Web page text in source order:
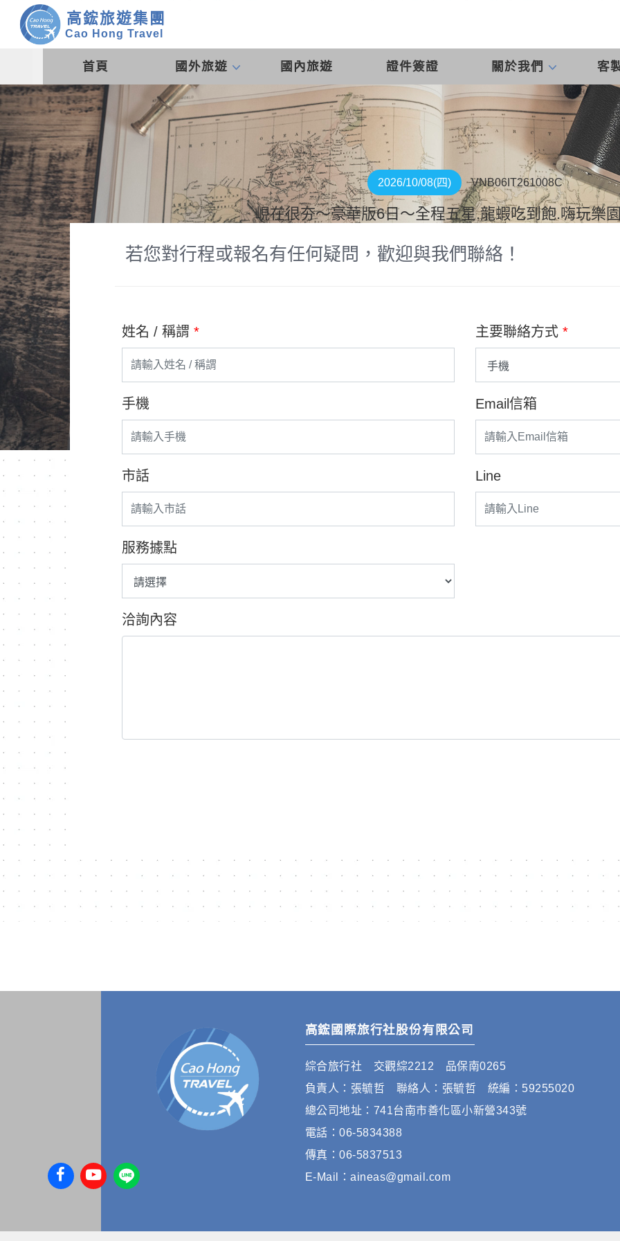
高鋐旅遊集團
Cao Hong Travel
首頁 國外旅遊 國內旅遊 證件簽證 關於我們 客
若您對行程或報名有任何疑問，歡迎與我們聯絡！
2026/10/08(四) VNB06IT261008C
峴在很夯～豪華版6日～全程五星.龍蝦吃到飽.嗨玩樂
姓名 / 稱謂 * 主要聯絡方式 *
手機 Email信箱
市話 Line
服務據點
洽詢內容
高鋐國際旅行社股份有限公司
綜合旅行社 交觀綜2212 品保南0265
負責人：張毓哲 聯絡人：張毓哲 統編：59255020
總公司地址：741台南市善化區小新營343號
電話：06-5834388
傳真：06-5837513
E-Mail：aineas@gmail.com